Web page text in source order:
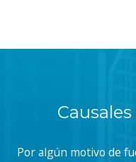
Por algún motivo de